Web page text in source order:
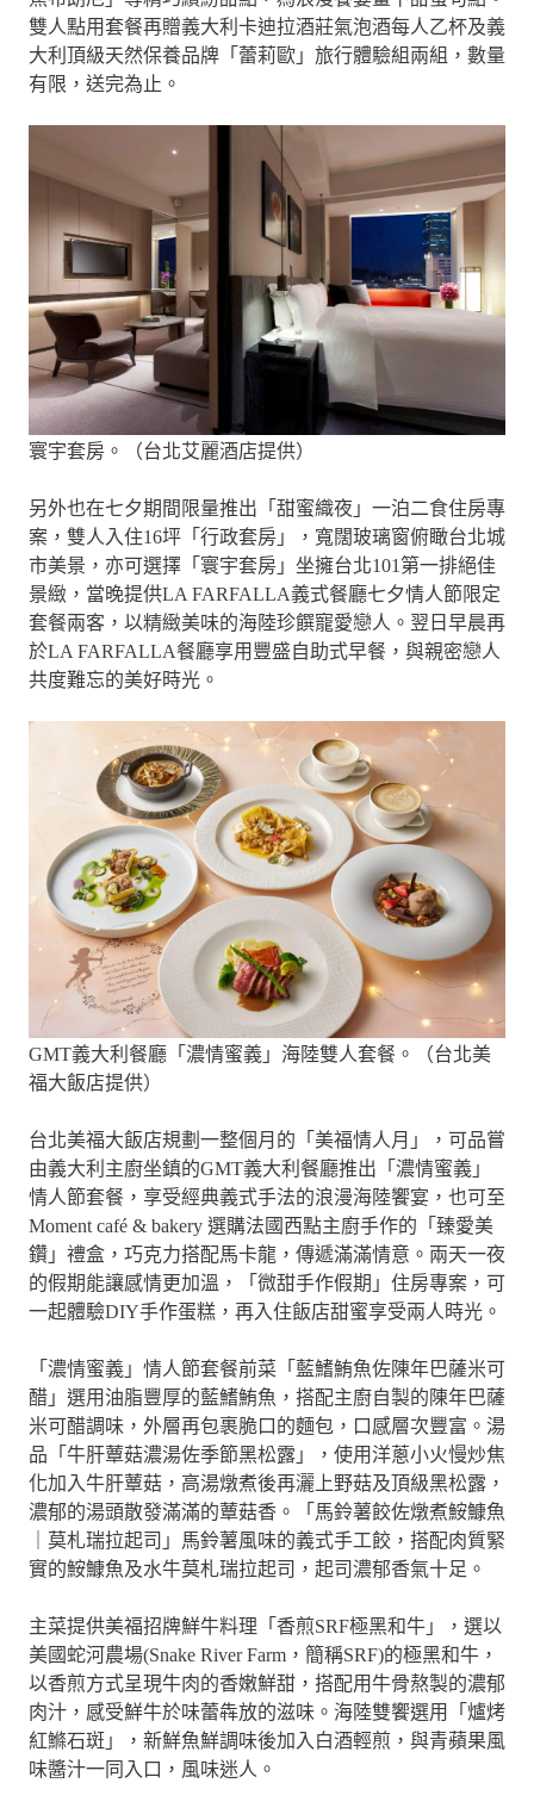
雙人點用套餐再贈義大利卡迪拉酒莊氣泡酒每人乙杯及義
大利頂級天然保養品牌「蕾莉歐」旅行體驗組兩組，數量
有限，送完為止。
寰宇套房。（台北艾麗酒店提供）
另外也在七夕期間限量推出「甜蜜織夜」一泊二食住房專
案，雙人入住16坪「行政套房」，寬闊玻璃窗俯瞰台北城
市美景，亦可選擇「寰宇套房」坐擁台北101第一排絕佳
景緻，當晚提供LA FARFALLA義式餐廳七夕情人節限定
套餐兩客，以精緻美味的海陸珍饌寵愛戀人。翌日早晨再
於LA FARFALLA餐廳享用豐盛自助式早餐，與親密戀人
共度難忘的美好時光。
GMT義大利餐廳「濃情蜜義」海陸雙人套餐。（台北美
福大飯店提供）
台北美福大飯店規劃一整個月的「美福情人月」，可品嘗
由義大利主廚坐鎮的GMT義大利餐廳推出「濃情蜜義」
情人節套餐，享受經典義式手法的浪漫海陸饗宴，也可至
Moment café & bakery 選購法國西點主廚手作的「臻愛美
鑽」禮盒，巧克力搭配馬卡龍，傳遞滿滿情意。兩天一夜
的假期能讓感情更加溫，「微甜手作假期」住房專案，可
一起體驗DIY手作蛋糕，再入住飯店甜蜜享受兩人時光。
「濃情蜜義」情人節套餐前菜「藍鰭鮪魚佐陳年巴薩米可
醋」選用油脂豐厚的藍鰭鮪魚，搭配主廚自製的陳年巴薩
米可醋調味，外層再包裹脆口的麵包，口感層次豐富。湯
品「牛肝蕈菇濃湯佐季節黑松露」，使用洋蔥小火慢炒焦
化加入牛肝蕈菇，高湯燉煮後再灑上野菇及頂級黑松露，
濃郁的湯頭散發滿滿的蕈菇香。「馬鈴薯餃佐燉煮鮟鱇魚
｜莫札瑞拉起司」馬鈴薯風味的義式手工餃，搭配肉質緊
實的鮟鱇魚及水牛莫札瑞拉起司，起司濃郁香氣十足。
主菜提供美福招牌鮮牛料理「香煎SRF極黑和牛」，選以
美國蛇河農場(Snake River Farm，簡稱SRF)的極黑和牛，
以香煎方式呈現牛肉的香嫩鮮甜，搭配用牛骨熬製的濃郁
肉汁，感受鮮牛於味蕾犇放的滋味。海陸雙饗選用「爐烤
紅鰷石斑」，新鮮魚鮮調味後加入白酒輕煎，與青蘋果風
味醬汁一同入口，風味迷人。